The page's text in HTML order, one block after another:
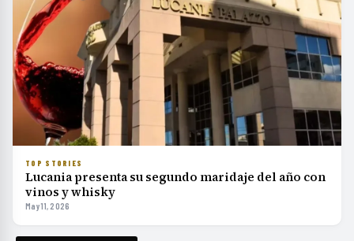
TOP STORIES
Lucania presenta su segundo maridaje del año con
vinos y whisky
May 11, 2026